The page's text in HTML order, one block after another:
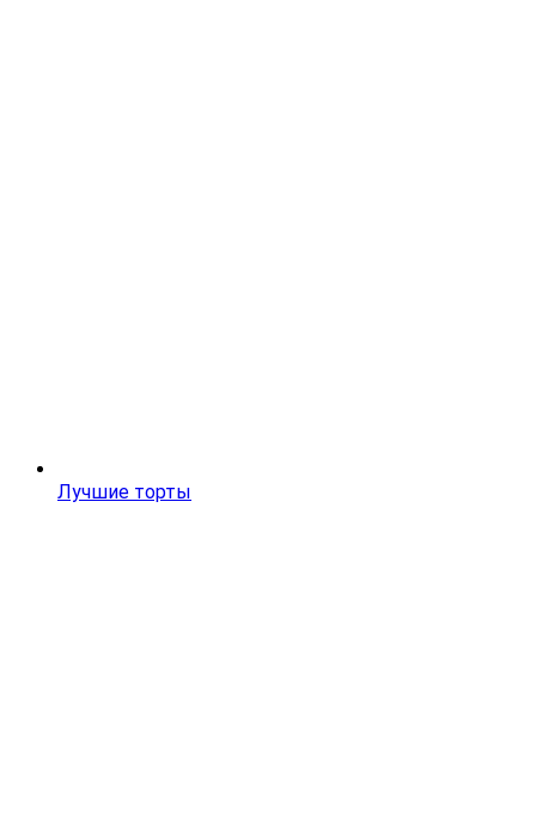
Лучшие торты